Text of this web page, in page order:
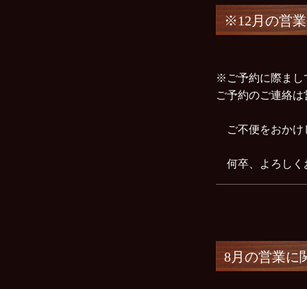
※12月の営
※ご予約に際まし
ご予約のご連絡
ご不便をおかけ
何卒、よろし
8月の営業に